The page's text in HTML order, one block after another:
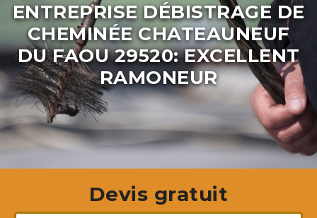
ENTREPRISE DÉBISTRAGE DE
CHEMINÉE CHATEAUNEUF
DU FAOU 29520: EXCELLENT
RAMONEUR
Devis gratuit